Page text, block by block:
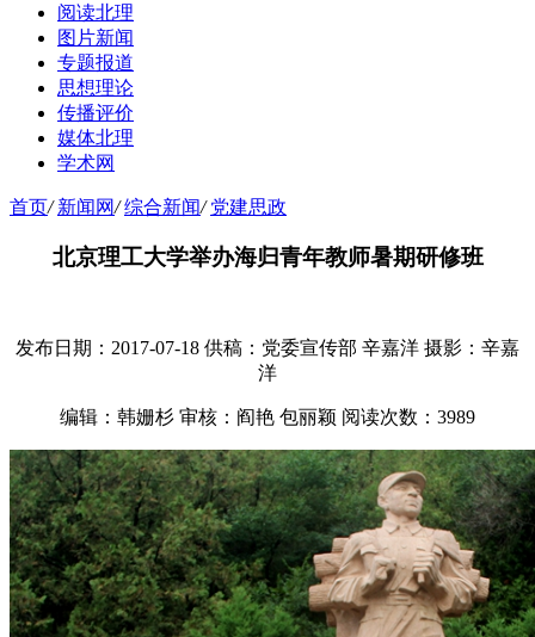
阅读北理
图片新闻
专题报道
思想理论
传播评价
媒体北理
学术网
首页/ 新闻网/ 综合新闻/ 党建思政
北京理工大学举办海归青年教师暑期研修班
发布日期：2017-07-18 供稿：党委宣传部 辛嘉洋 摄影：辛嘉
洋
编辑：韩姗杉 审核：阎艳 包丽颖 阅读次数： 3989